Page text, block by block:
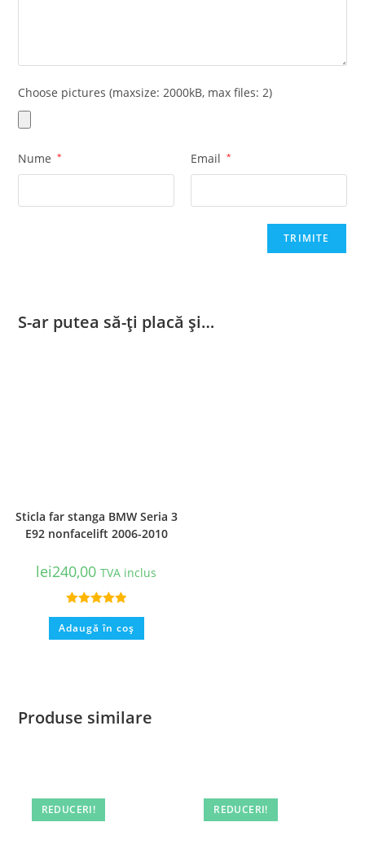
Choose pictures (maxsize: 2000kB, max files: 2)
Nume * Email *
S-ar putea să-ți placă și…
Sticla far stanga BMW Seria 3
E92 nonfacelift 2006-2010
lei240,00 TVA inclus
Evaluat la
5.00din 5
Adaugă în coș
Produse similare
REDUCERI! REDUCERI!